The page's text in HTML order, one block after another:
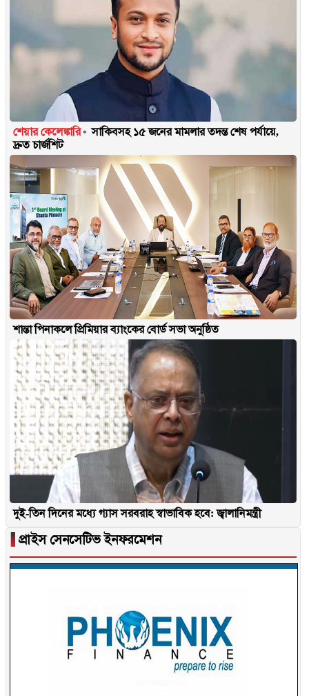
শেয়ার কেলেঙ্কারি
সাকিবসহ ১৫ জনের মামলার তদন্ত শেষ পর্যায়ে,
দ্রুত চার্জশিট
শান্তা পিনাকলে প্রিমিয়ার ব্যাংকের বোর্ড সভা অনুষ্ঠিত
দুই-তিন দিনের মধ্যে গ্যাস সরবরাহ স্বাভাবিক হবে: জ্বালানিমন্ত্রী
▐ প্রাইস সেনসেটিভ ইনফরমেশন